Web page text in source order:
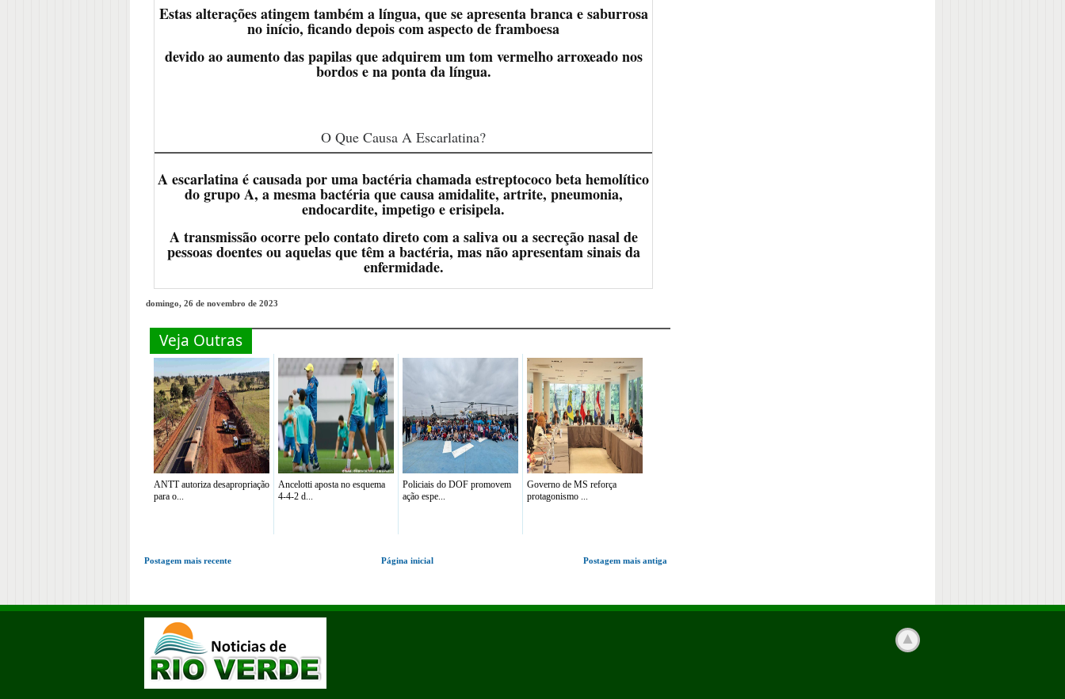
Estas alterações atingem também a língua, que se apresenta branca e saburrosa
no início, ficando depois com aspecto de framboesa
devido ao aumento das papilas que adquirem um tom vermelho arroxeado nos
bordos e na ponta da língua.
O Que Causa A Escarlatina?
A escarlatina é causada por uma bactéria chamada estreptococo beta hemolítico
do grupo A, a mesma bactéria que causa amidalite, artrite, pneumonia,
endocardite, impetigo e erisipela.
A transmissão ocorre pelo contato direto com a saliva ou a secreção nasal de
pessoas doentes ou aquelas que têm a bactéria, mas não apresentam sinais da
enfermidade.
domingo, 26 de novembro de 2023
Veja Outras
ANTT autoriza desapropriação
para o...
Ancelotti aposta no esquema
4-4-2 d...
Policiais do DOF promovem
ação espe...
Governo de MS reforça
protagonismo ...
Postagem mais recente Postagem mais antiga
Página inicial